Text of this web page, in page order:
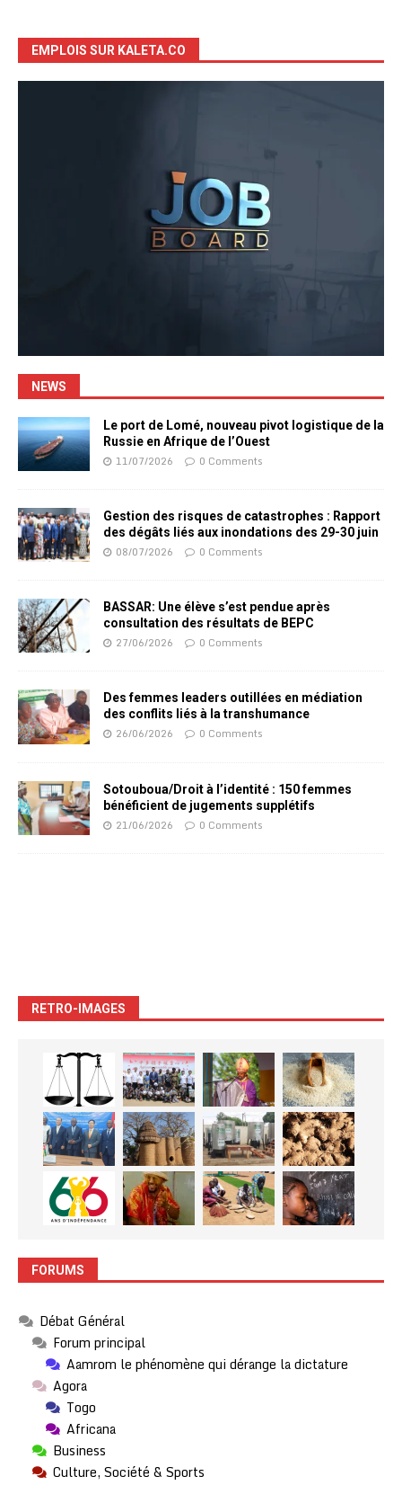
EMPLOIS SUR KALETA.CO
NEWS
Le port de Lomé, nouveau pivot logistique de la
Russie en Afrique de l’Ouest
11/07/2026 0 Comments
Gestion des risques de catastrophes : Rapport
des dégâts liés aux inondations des 29-30 juin
08/07/2026 0 Comments
BASSAR: Une élève s’est pendue après
consultation des résultats de BEPC
27/06/2026 0 Comments
Des femmes leaders outillées en médiation
des conflits liés à la transhumance
26/06/2026 0 Comments
Sotouboua/Droit à l’identité : 150 femmes
bénéficient de jugements supplétifs
21/06/2026 0 Comments
RETRO-IMAGES
FORUMS
Débat Général
Forum principal
Aamrom le phénomène qui dérange la dictature
Agora
Togo
Africana
Business
Culture, Société & Sports